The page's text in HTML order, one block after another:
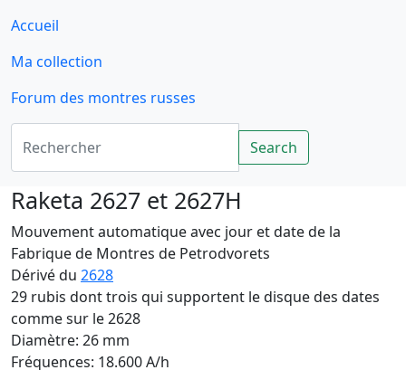
Accueil
Ma collection
Forum des montres russes
Rechercher
Search
Raketa 2627 et 2627H
Mouvement automatique avec jour et date de la
Fabrique de Montres de Petrodvorets
Dérivé du 2628
29 rubis dont trois qui supportent le disque des dates
comme sur le 2628
Diamètre: 26 mm
Fréquences: 18.600 A/h